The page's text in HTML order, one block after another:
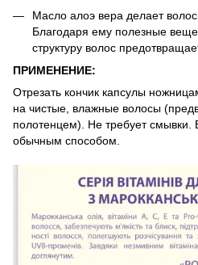
Масло алоэ вера делает
Благодаря ему полезные
структуру волос
ПРИМЕНЕНИЕ:
Отрезать кончик капсулы
на чистые, влажные волосы
полотенцем). Не требует смывки.
обычным способом.